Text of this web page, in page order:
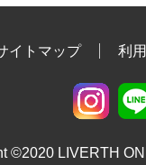
イトマップ 利
©2020 LIVERTH